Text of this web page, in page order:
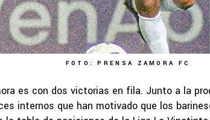
FOTO: PRENSA ZAMORA FC
es con dos victorias en fila. Junto a la
internos que han motivado que los